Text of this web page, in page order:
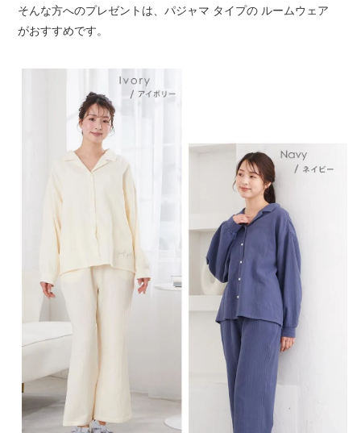
そんな方へのプレゼントは、パジャマ タイプの ルームウェア
がおすすめです。